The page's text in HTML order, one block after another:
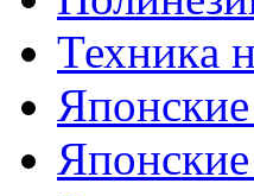
Техникa